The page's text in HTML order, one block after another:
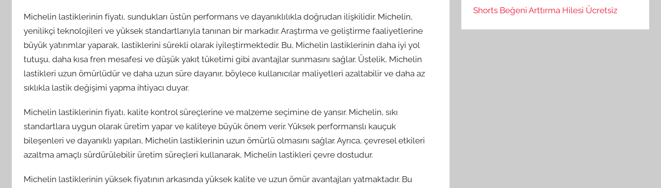
Michelin lastiklerinin fiyatı, sundukları üstün performans ve dayanıklılıkla doğrudan ilişkilidir. Michelin,
yenilikçi teknolojileri ve yüksek standartlarıyla tanınan bir markadır. Araştırma ve geliştirme faaliyetlerine
büyük yatırımlar yaparak, lastiklerini sürekli olarak iyileştirmektedir. Bu, Michelin lastiklerinin daha iyi yol
tutuşu, daha kısa fren mesafesi ve düşük yakıt tüketimi gibi avantajlar sunmasını sağlar. Üstelik, Michelin
lastikleri uzun ömürlüdür ve daha uzun süre dayanır, böylece kullanıcılar maliyetleri azaltabilir ve daha az
sıklıkla lastik değişimi yapma ihtiyacı duyar.
Michelin lastiklerinin fiyatı, kalite kontrol süreçlerine ve malzeme seçimine de yansır. Michelin, sıkı
standartlara uygun olarak üretim yapar ve kaliteye büyük önem verir. Yüksek performanslı kauçuk
bileşenleri ve dayanıklı yapıları, Michelin lastiklerinin uzun ömürlü olmasını sağlar. Ayrıca, çevresel etkileri
azaltma amaçlı sürdürülebilir üretim süreçleri kullanarak, Michelin lastikleri çevre dostudur.
Michelin lastiklerinin yüksek fiyatının arkasında yüksek kalite ve uzun ömür avantajları yatmaktadır. Bu
Shorts Beğeni Arttırma Hilesi Ücretsiz